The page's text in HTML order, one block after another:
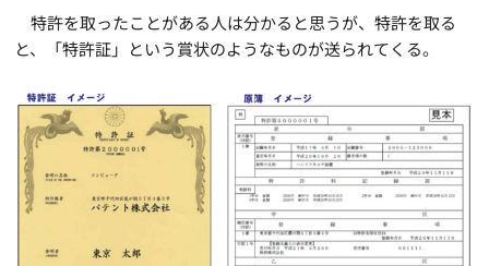
特許を取ったことがある人は分かると思うが、特許を取る
と、「特許証」という賞状のようなものが送られてくる。